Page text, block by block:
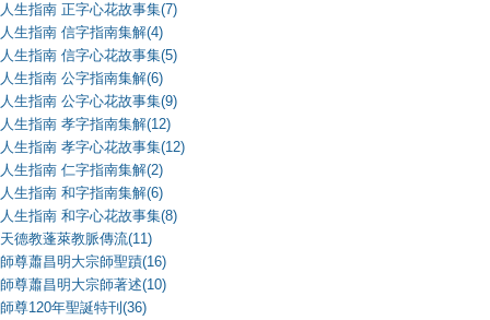
人生指南 正字心花故事集(7)
人生指南 信字指南集解(4)
人生指南 信字心花故事集(5)
人生指南 公字指南集解(6)
人生指南 公字心花故事集(9)
人生指南 孝字指南集解(12)
人生指南 孝字心花故事集(12)
人生指南 仁字指南集解(2)
人生指南 和字指南集解(6)
人生指南 和字心花故事集(8)
天德教蓬萊教脈傳流(11)
師尊蕭昌明大宗師聖蹟(16)
師尊蕭昌明大宗師著述(10)
師尊120年聖誕特刊(36)